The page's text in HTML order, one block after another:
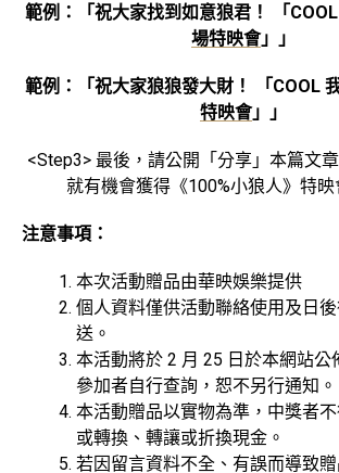
範例：「祝大家找到如意狼君！ 「
場特映會」 」
範例：「祝大家狼狼發大財！ 「COOL
特映會」 」
<Step3> 最後，請公開「分享」本篇文
就有機會獲得《100%小狼人》特映
注意事項：
本次活動贈品由華映娛樂提供
個人資料僅供活動聯絡使用及日
送。
本活動將於 2 月 25 日於本網站
參加者自行查詢，恕不另行通知。
本活動贈品以實物為準，中獎者
或轉換、轉讓或折換現金。
若因留言資料不全、有誤而導致